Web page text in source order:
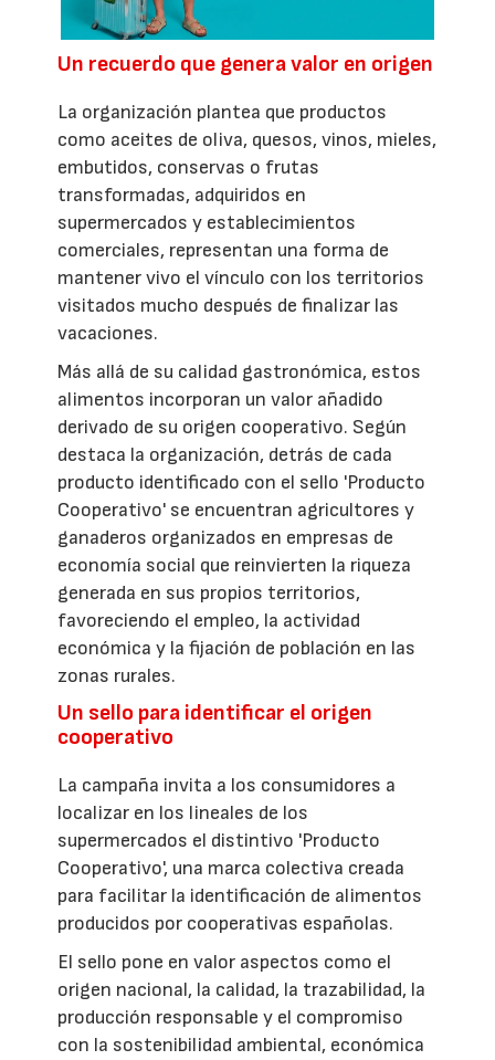
Un recuerdo que genera valor en origen
La organización plantea que productos
como aceites de oliva, quesos, vinos, mieles,
embutidos, conservas o frutas
transformadas, adquiridos en
supermercados y establecimientos
comerciales, representan una forma de
mantener vivo el vínculo con los territorios
visitados mucho después de finalizar las
vacaciones.
Más allá de su calidad gastronómica, estos
alimentos incorporan un valor añadido
derivado de su origen cooperativo. Según
destaca la organización, detrás de cada
producto identificado con el sello 'Producto
Cooperativo' se encuentran agricultores y
ganaderos organizados en empresas de
economía social que reinvierten la riqueza
generada en sus propios territorios,
favoreciendo el empleo, la actividad
económica y la fijación de población en las
zonas rurales.
Un sello para identificar el origen
cooperativo
La campaña invita a los consumidores a
localizar en los lineales de los
supermercados el distintivo 'Producto
Cooperativo', una marca colectiva creada
para facilitar la identificación de alimentos
producidos por cooperativas españolas.
El sello pone en valor aspectos como el
origen nacional, la calidad, la trazabilidad, la
producción responsable y el compromiso
con la sostenibilidad ambiental, económica